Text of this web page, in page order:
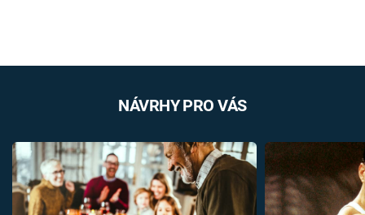
NÁVRHY PRO VÁS